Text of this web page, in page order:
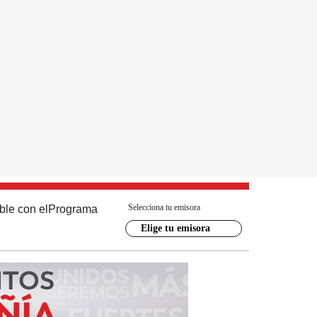
con el Programa Selecciona tu emisora
Elige tu emisora